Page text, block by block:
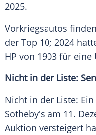
2025.
Vorkriegsautos
der Top 10; 2024
HP von 1903 für
Nicht in der Liste:
Nicht in der Liste: Ein
Sotheby's am 11.
Auktion versteigert